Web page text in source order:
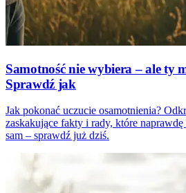
Samotność nie wybiera – ale ty
Sprawdź jak
Jak pokonać uczucie osamotnienia?
zaskakujące fakty i rady, które naprawdę
sam – sprawdź już dziś.